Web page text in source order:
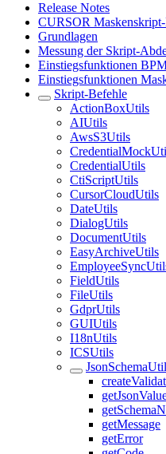
Release Notes
CURSOR
Grundlagen
Messung der Skript-
Einstiegsfunktionen
Einstiegsfunktionen
Skript-Befehle
ActionBoxUtils
AIUtils
AwsS3Utils
CredentialUtils
CtiScriptUtils
CursorCloudUtils
DateUtils
DialogUtils
DocumentUtils
EasyArchiveUtils
FieldUtils
FileUtils
GdprUtils
GUIUtils
I18nUtils
ICSUtils
getMessage
getError